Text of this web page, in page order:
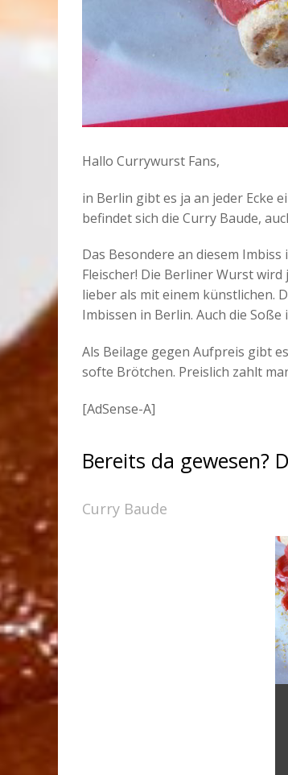
Hallo Currywurst Fans,
in Berlin gibt es ja an jeder Ecke
befindet sich die Curry Baude,
Das Besondere an diesem
Fleischer! Die Berliner Wurst
lieber als mit einem künstlichen.
Imbissen in Berlin. Auch die Soße
Als Beilage gegen Aufpreis gibt
softe Brötchen. Preislich zahlt
[AdSense-A]
Bereits da gewesen?
Curry Baude